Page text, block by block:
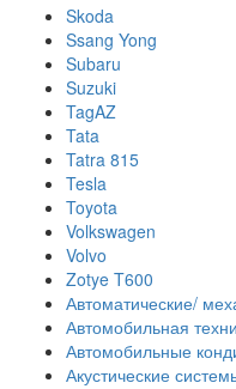
Skoda
Ssang Yong
Subaru
Suzuki
TagAZ
Tata
Tatra 815
Tesla
Toyota
Volkswagen
Volvo
Zotye T600
Автоматические/
Автомобильная
Автомобильные
Акустические